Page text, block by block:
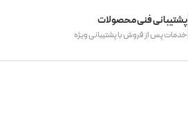
پشتیبانی فنی محصولات
خدمات پس از فروش با پشتیبانی ویژه